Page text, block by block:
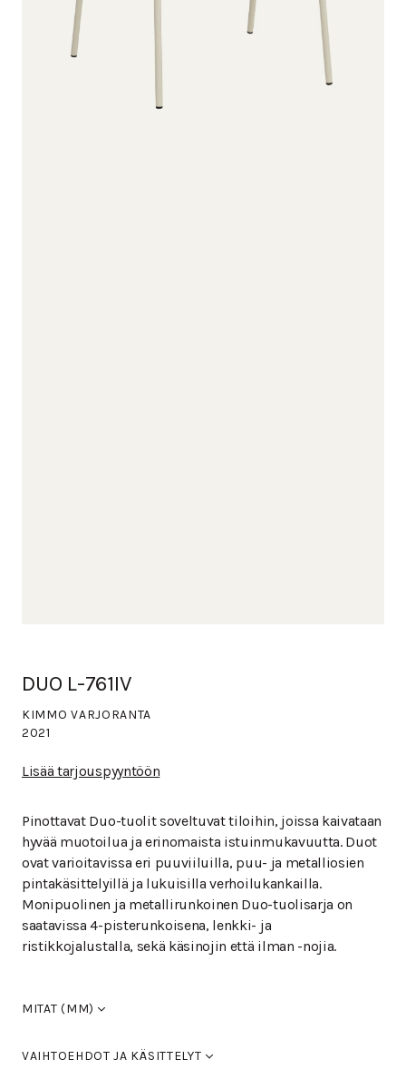
DUO L-761IV
KIMMO VARJORANTA
2021
Lisää tarjouspyyntöön
Pinottavat Duo-tuolit soveltuvat tiloihin, joissa kaivataan
hyvää muotoilua ja erinomaista istuinmukavuutta. Duot
ovat varioitavissa eri puuviiluilla, puu- ja metalliosien
pintakäsittelyillä ja lukuisilla verhoilukankailla.
Monipuolinen ja metallirunkoinen Duo-tuolisarja on
saatavissa 4-pisterunkoisena, lenkki- ja
ristikkojalustalla, sekä käsinojin että ilman -nojia.
MITAT (MM)
Syvyys520
VAIHTOEHDOT JA KÄSITTELYT